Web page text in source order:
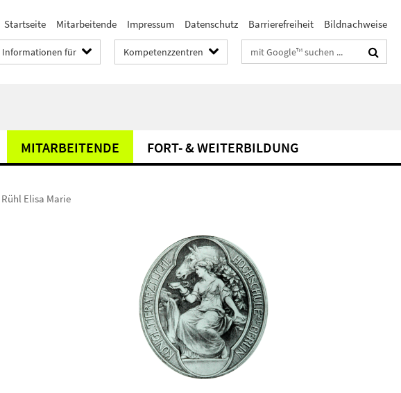
Startseite Mitarbeitende Impressum Datenschutz Barrierefreiheit Bildnachweise
Informationen für Kompetenzzentren Suchbegriffe
MITARBEITENDE FORT- & WEITERBILDUNG
Rühl Elisa Marie